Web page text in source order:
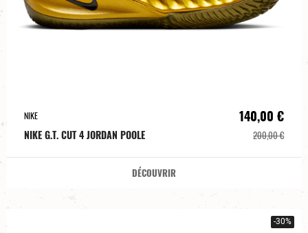
NIKE
NIKE G.T. CUT 4 JORDAN POOLE
140,00 €
200,00 €
DÉCOUVRIR
-30%